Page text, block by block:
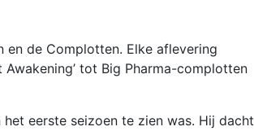
en de Complotten. Elke aflevering
tot Big Pharma-complotten
eerste seizoen te zien was. Hij dacht